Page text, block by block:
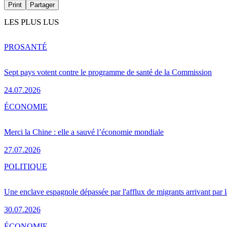
Print Partager
LES PLUS LUS
Sept pays votent contre le programme de santé de la Commission
24.07.2026
PROSANTÉ
Merci la Chine : elle a sauvé l’économie mondiale
27.07.2026
ÉCONOMIE
Une enclave espagnole dépassée par l'afflux de migrants arrivant par
30.07.2026
POLITIQUE